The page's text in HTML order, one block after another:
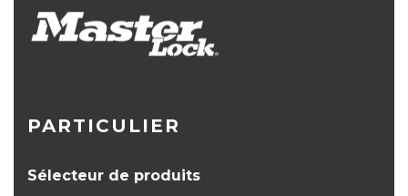
PARTICULIER
Sélecteur de produits